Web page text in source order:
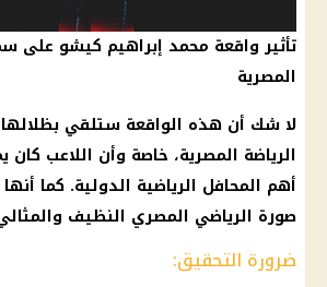
تأثير واقعة محمد إبراهيم كيشو على
المصرية
لا شك أن هذه الواقعة ستلقي
الرياضة المصرية، خاصة وأن اللاعب
أهم المحافل الرياضية الدولية. كما
صورة الرياضي المصري النظيف
ضرورة التحقيق: